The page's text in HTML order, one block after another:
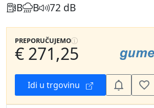
B B 72 dB
PREPORUČUJEMO
€ 271,25
Idi u trgovinu